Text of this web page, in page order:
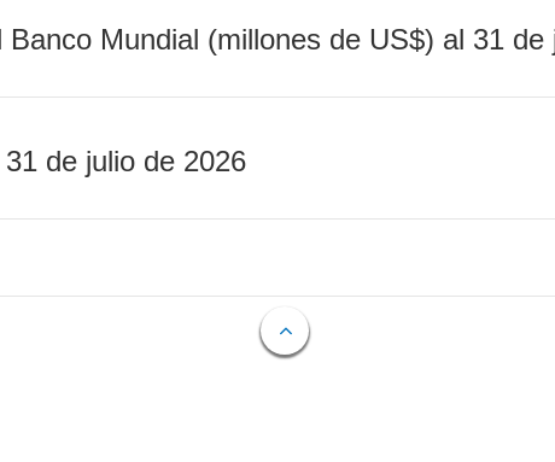
Mundial (millones de US$) al 31 de
de julio de 2026